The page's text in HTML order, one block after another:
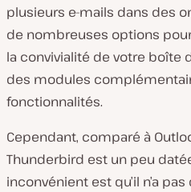
plusieurs e-mails dans des
de nombreuses options
la convivialité de votre boîte
des modules
fonctionnalités.
Cependant, comparé à
Thunderbird est un peu
inconvénient est qu’il n’a